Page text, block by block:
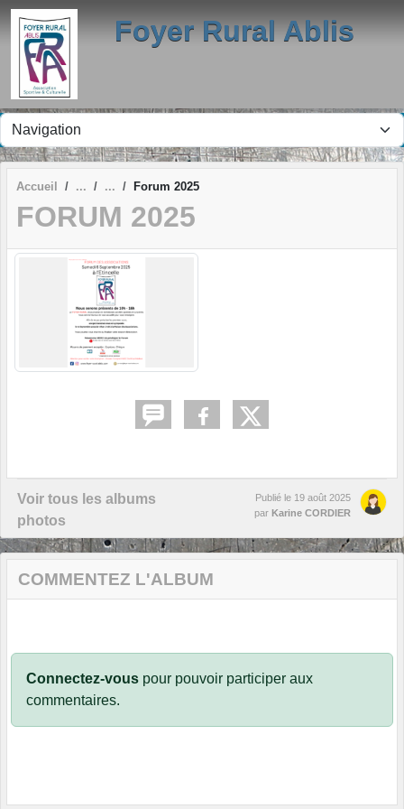
Foyer Rural Ablis
Accueil Forum 2025
FORUM 2025
Voir tous les albums
photos
Publié le 19 août 2025
par Karine CORDIER
COMMENTEZ L'ALBUM
Connectez-vous pour pouvoir participer aux
commentaires.
Panneau de gestion des cookies